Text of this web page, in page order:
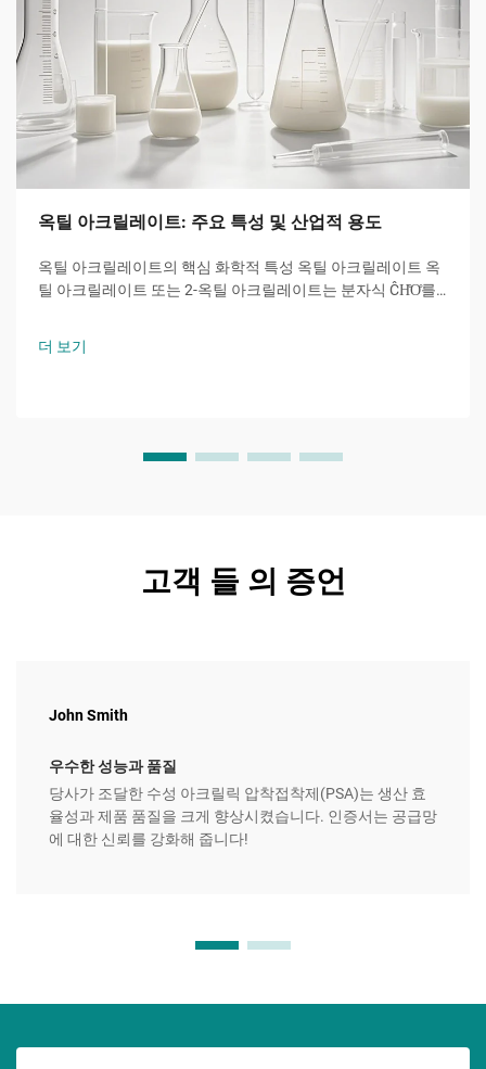
옥틸 아크릴레이트: 주요 특성 및 산업적 용도
옥틸 아크릴레이트의 핵심 화학적 특성 옥틸 아크릴레이트 옥
틸 아크릴레이트 또는 2-옥틸 아크릴레이트는 분자식 ĈH̊O̊를
더 보기
고객 들 의 증언
John Smith
우수한 성능과 품질
당사가 조달한 수성 아크릴릭 압착접착제(PSA)는 생산 효
율성과 제품 품질을 크게 향상시켰습니다. 인증서는 공급망
에 대한 신뢰를 강화해 줍니다!